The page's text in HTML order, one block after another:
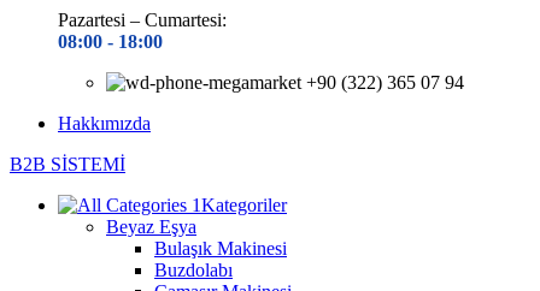
Pazartesi – Cumartesi:
08:00 - 18:00
+90 (322) 365 07 94
Hakkımızda
B2B SİSTEMİ
Kategoriler
Beyaz Eşya
Bulaşık Makinesi
Buzdolabı